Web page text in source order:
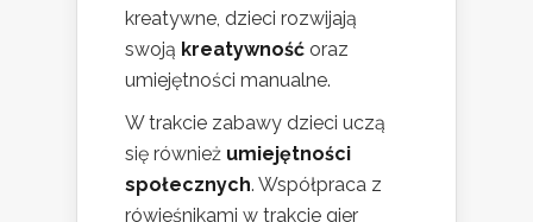
kreatywne, dzieci rozwijają
swoją kreatywność oraz
umiejętności manualne.
W trakcie zabawy dzieci uczą
się również umiejętności
społecznych. Współpraca z
rówieśnikami w trakcie gier